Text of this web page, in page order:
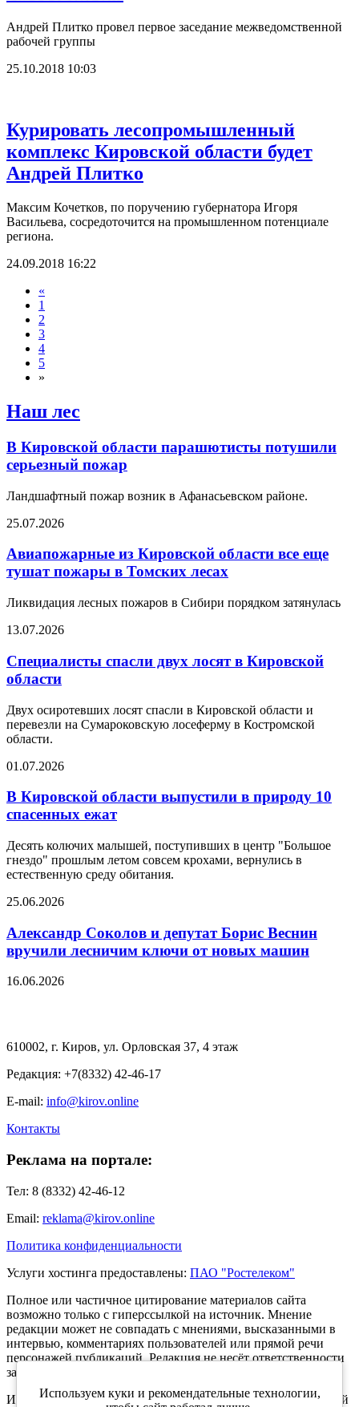
Андрей Плитко провел первое заседание межведомственной
рабочей группы
25.10.2018 10:03
Курировать лесопромышленный
комплекс Кировской области будет
Андрей Плитко
Максим Кочетков, по поручению губернатора Игоря
Васильева, сосредоточится на промышленном потенциале
региона.
24.09.2018 16:22
«
1
2
3
4
5
»
Наш лес
В Кировской области парашютисты потушили
серьезный пожар
Ландшафтный пожар возник в Афанасьевском районе.
25.07.2026
Авиапожарные из Кировской области все еще
тушат пожары в Томских лесах
Ликвидация лесных пожаров в Сибири порядком затянулась
13.07.2026
Специалисты спасли двух лосят в Кировской
области
Двух осиротевших лосят спасли в Кировской области и
перевезли на Сумароковскую лосеферму в Костромской
области.
01.07.2026
В Кировской области выпустили в природу 10
спасенных ежат
Десять колючих малышей, поступивших в центр "Большое
гнездо" прошлым летом совсем крохами, вернулись в
естественную среду обитания.
25.06.2026
Александр Соколов и депутат Борис Веснин
вручили лесничим ключи от новых машин
16.06.2026
610002, г. Киров, ул. Орловская 37, 4 этаж
Редакция: +7(8332) 42-46-17
E-mail: info@kirov.online
Контакты
Реклама на портале:
Тел: 8 (8332) 42-46-12
Email: reklama@kirov.online
Политика конфиденциальности
Услуги хостинга предоставлены: ПАО "Ростелеком"
Полное или частичное цитирование материалов сайта
возможно только с гиперссылкой на источник. Мнение
редакции может не совпадать с мнениями, высказанными в
интервью, комментариях пользователей или прямой речи
персонажей публикаций. Редакция не несёт ответственности
за текст комментариев читателей.
Интернет-портал Kirov.online зарегистрирован в Федеральной
Используем куки и рекомендательные технологии,